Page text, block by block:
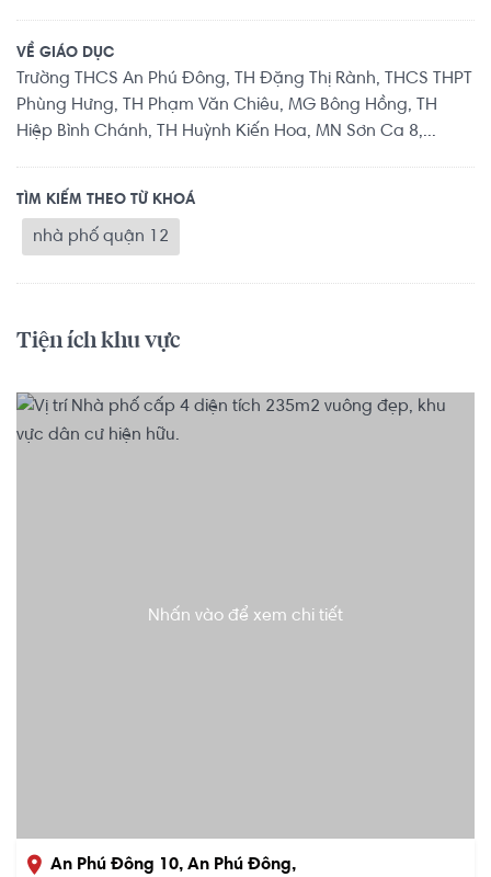
VỀ GIÁO DỤC
Trường THCS An Phú Đông, TH Đặng Thị Rành, THCS THPT
Phùng Hưng, TH Phạm Văn Chiêu, MG Bông Hồng, TH
Hiệp Bình Chánh, TH Huỳnh Kiến Hoa, MN Sơn Ca 8,...
TÌM KIẾM THEO TỪ KHOÁ
nhà phố quận 12
Tiện ích khu vực
Nhấn vào để xem chi tiết
An Phú Đông 10, An Phú Đông,